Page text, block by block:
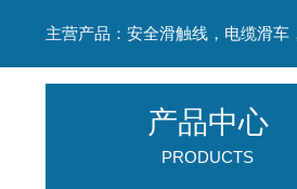
主营产品：安全滑触线，电缆滑车
产品中心
PRODUCTS